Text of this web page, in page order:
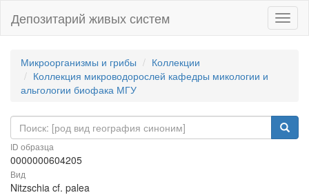
Депозитарий живых систем
Микроорганизмы и грибы
Коллекции
Коллекция микроводорослей кафедры микологии и
альгологии биофака МГУ
ID образца
0000000604205
Вид
Nitzschia cf. palea